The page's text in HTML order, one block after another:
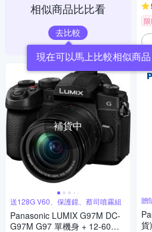
相似商品比比看
去比較
現在可以馬上比較相似商品
補貨中
送128G V60、保護鏡、蔡司噴霧組
Panasonic LUMIX G97M DC-
G97M G97 單機身 + 12-60mm
贈
貨)